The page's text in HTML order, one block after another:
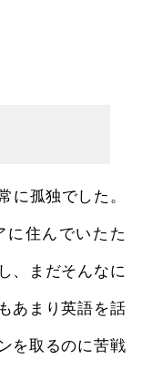
に孤独でした。
住んでいたた
、まだそんなに
あまり英語を話
を取るのに苦戦